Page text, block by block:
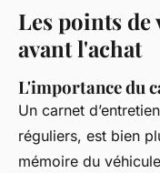
Les points de
avant l'achat
L'importance du
Un carnet
réguliers, est bien
mémoire du